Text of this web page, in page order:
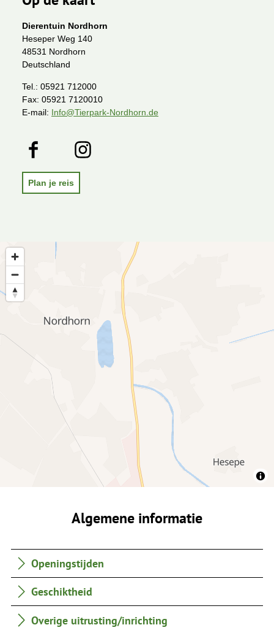
Dierentuin Nordhorn
Heseper Weg 140
48531 Nordhorn
Deutschland
Tel.: 05921 712000
Fax: 05921 7120010
E-mail: Info@Tierpark-Nordhorn.de
F
c
e
b
I
n
s
a
Plan je reis
Algemene informatie
Openingstijden
Geschiktheid
Overige uitrusting/inrichting